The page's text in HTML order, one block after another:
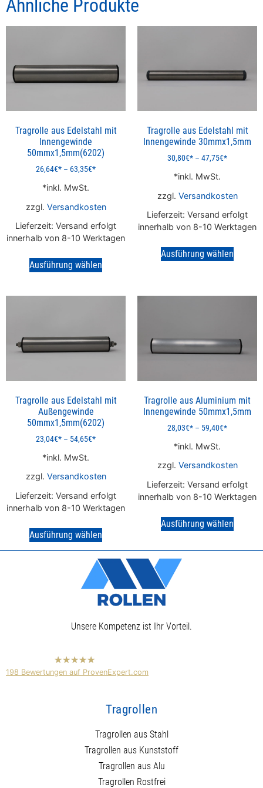
Ähnliche Produkte
Tragrolle aus Edelstahl mit
Innengewinde
50mmx1,5mm(6202)
26,64€ – 63,35€
inkl. MwSt.
zzgl. Versandkosten
Lieferzeit: Versand erfolgt
innerhalb von 8-10 Werktagen
Ausführung wählen
Tragrolle aus Edelstahl mit
Innengewinde 30mmx1,5mm
30,80€ – 47,75€
inkl. MwSt.
zzgl. Versandkosten
Lieferzeit: Versand erfolgt
innerhalb von 8-10 Werktagen
Ausführung wählen
Tragrolle aus Edelstahl mit
Außengewinde
50mmx1,5mm(6202)
23,04€ – 54,65€
inkl. MwSt.
zzgl. Versandkosten
Lieferzeit: Versand erfolgt
innerhalb von 8-10 Werktagen
Ausführung wählen
Tragrolle aus Aluminium mit
Innengewinde 50mmx1,5mm
28,03€ – 59,40€
inkl. MwSt.
zzgl. Versandkosten
Lieferzeit: Versand erfolgt
innerhalb von 8-10 Werktagen
Ausführung wählen
Unsere Kompetenz ist Ihr Vorteil.
hat4,89
von
198 Bewertungen auf ProvenExpert.com
Tragrollen
Tragrollen aus Stahl
Tragrollen aus Kunststoff
Tragrollen aus Alu
Tragrollen Rostfrei